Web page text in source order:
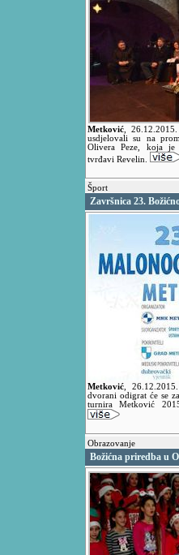
Metković ,
usdjelovali su na
Olivera Peze, koja je
tvrđavi Revelin.
Šport
Završnica 23.
Metković
dvorani odigrat će se
turnira Metković
Obrazovanje
Božićna priredba u